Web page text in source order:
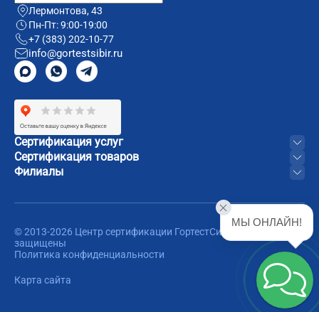
Сертификация услуг
Сертификация товаров
Филиалы
Лермонтова, 43
Пн-Пт: 9:00-19:00
+7 (383) 202-10-77
info@gortestsibir.ru
© 2013-2026 Центр сертификации ГортестСибирь. Все права
защищены
Политика конфиденциальности
Карта сайта
МЫ ОНЛАЙН!